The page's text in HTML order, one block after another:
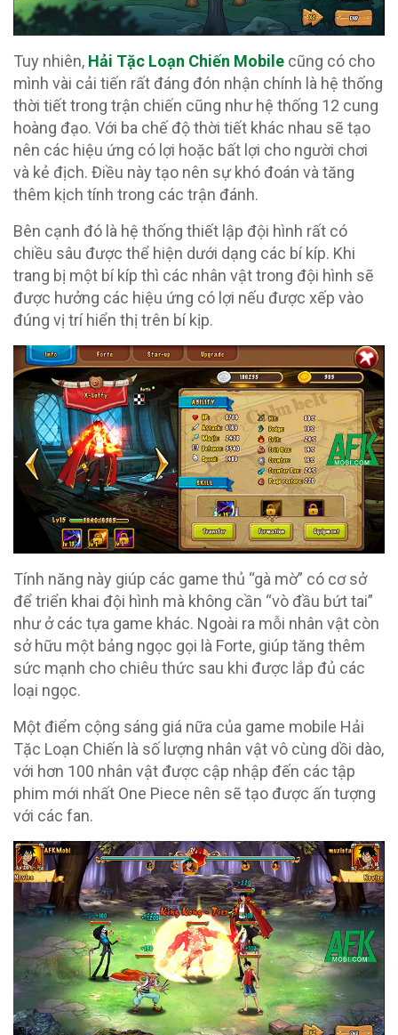
Tuy nhiên, Hải Tặc Loạn Chiến Mobile cũng có cho
mình vài cải tiến rất đáng đón nhận chính là hệ thống
thời tiết trong trận chiến cũng như hệ thống 12 cung
hoàng đạo. Với ba chế độ thời tiết khác nhau sẽ tạo
nên các hiệu ứng có lợi hoặc bất lợi cho người chơi
và kẻ địch. Điều này tạo nên sự khó đoán và tăng
thêm kịch tính trong các trận đánh.
Bên cạnh đó là hệ thống thiết lập đội hình rất có
chiều sâu được thể hiện dưới dạng các bí kíp. Khi
trang bị một bí kíp thì các nhân vật trong đội hình sẽ
được hưởng các hiệu ứng có lợi nếu được xếp vào
đúng vị trí hiển thị trên bí kịp.
Tính năng này giúp các game thủ “gà mờ” có cơ sở
để triển khai đội hình mà không cần “vò đầu bứt tai”
như ở các tựa game khác. Ngoài ra mỗi nhân vật còn
sở hữu một bảng ngọc gọi là Forte, giúp tăng thêm
sức mạnh cho chiêu thức sau khi được lắp đủ các
loại ngọc.
Một điểm cộng sáng giá nữa của game mobile Hải
Tặc Loạn Chiến là số lượng nhân vật vô cùng dồi dào,
với hơn 100 nhân vật được cập nhập đến các tập
phim mới nhất One Piece nên sẽ tạo được ấn tượng
với các fan.